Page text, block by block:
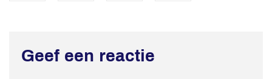
Geef een reactie